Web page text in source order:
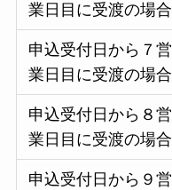
業日目に受渡の場合
申込受付日から７営
業日目に受渡の場合
申込受付日から８営
業日目に受渡の場合
申込受付日から９営